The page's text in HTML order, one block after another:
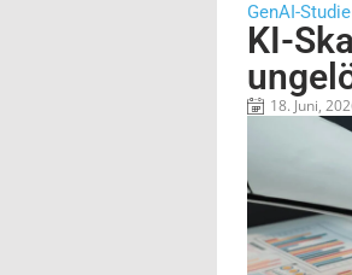
GenAI-Studie
KI-
18. Juni,